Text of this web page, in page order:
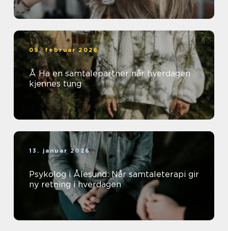
09. februar 2026
Å Ha en samtalepartner når hverdagen
kjennes tung
13. januar 2026
Psykolog i Ålesund: Når samtaleterapi gir
ny retning i hverdagen